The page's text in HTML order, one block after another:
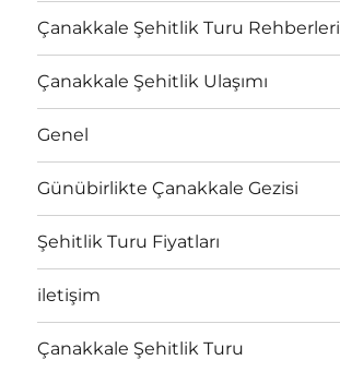
Çanakkale Şehitlik Turu Rehberleri
Çanakkale Şehitlik Ulaşımı
Genel
Günübirlikte Çanakkale Gezisi
Şehitlik Turu Fiyatları
iletişim
Çanakkale Şehitlik Turu